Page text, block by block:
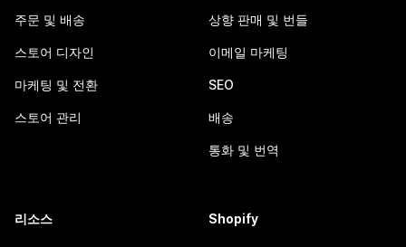
주문 및 배송
스토어 디자인
마케팅 및 전환
스토어 관리
상향 판매 및 번들
이메일 마케팅
SEO
배송
통화 및 번역
리소스 Shopify